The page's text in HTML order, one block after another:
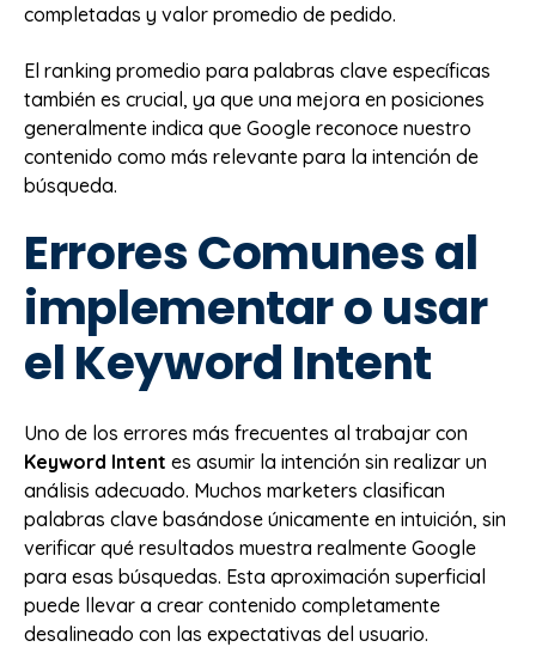
completadas y valor promedio de pedido.
El ranking promedio para palabras clave específicas
también es crucial, ya que una mejora en posiciones
generalmente indica que Google reconoce nuestro
contenido como más relevante para la intención de
búsqueda.
Errores Comunes al
implementar o usar
el Keyword Intent
Uno de los errores más frecuentes al trabajar con
Keyword Intent es asumir la intención sin realizar un
análisis adecuado. Muchos marketers clasifican
palabras clave basándose únicamente en intuición, sin
verificar qué resultados muestra realmente Google
para esas búsquedas. Esta aproximación superficial
puede llevar a crear contenido completamente
desalineado con las expectativas del usuario.